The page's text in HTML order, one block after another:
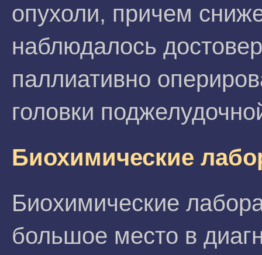
опухоли, причем
наблюдалось
паллиативно
головки
Биохимические
Биохимические
большое место в